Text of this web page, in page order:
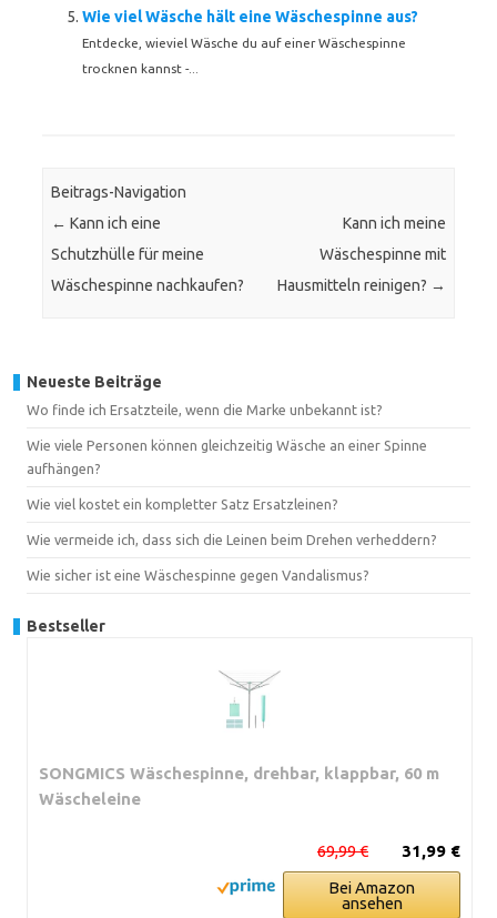
Wie viel Wäsche hält eine Wäschespinne aus?
Entdecke, wieviel Wäsche du auf einer Wäschespinne
trocknen kannst -...
Beitrags-Navigation
← Kann ich eine
Schutzhülle für meine
Wäschespinne nachkaufen?
Kann ich meine
Wäschespinne mit
Hausmitteln reinigen? →
Neueste Beiträge
Wo finde ich Ersatzteile, wenn die Marke unbekannt ist?
Wie viele Personen können gleichzeitig Wäsche an einer Spinne
aufhängen?
Wie viel kostet ein kompletter Satz Ersatzleinen?
Wie vermeide ich, dass sich die Leinen beim Drehen verheddern?
Wie sicher ist eine Wäschespinne gegen Vandalismus?
Bestseller
SONGMICS Wäschespinne, drehbar, klappbar, 60 m
Wäscheleine
31,99 €
69,99 €
Bei Amazon
ansehen